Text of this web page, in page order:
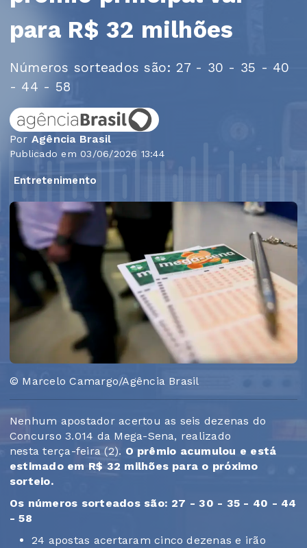
para R$ 32 milhões
Números sorteados são: 27 - 30 - 35 - 40
- 44 - 58
Por Agência Brasil
Publicado em 03/06/2026 13:44
Entretenimento
© Marcelo Camargo/Agência Brasil
Nenhum apostador acertou as seis dezenas do
Concurso 3.014 da Mega-Sena, realizado
nesta terça-feira (2). O prêmio acumulou e está
estimado em R$ 32 milhões para o próximo
sorteio.
Os números sorteados são: 27 - 30 - 35 - 40 - 44
- 58
24 apostas acertaram cinco dezenas e irão